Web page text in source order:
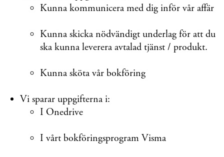
Kunna kommunicera med dig inför vår affär
Kunna skicka nödvändigt underlag för att du
ska kunna leverera avtalad tjänst / produkt.
Kunna sköta vår bokföring
Vi sparar uppgifterna i:
I Onedrive
I vårt bokföringsprogram Visma